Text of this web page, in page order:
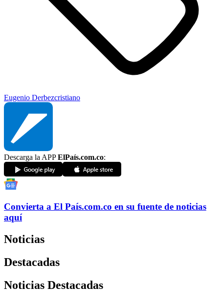
Eugenio Derbezcristiano
Descarga la APPElPaís.com.co:
Convierta a El País.com.co en su fuente de noticias
aquí
Noticias
Destacadas
Noticias Destacadas